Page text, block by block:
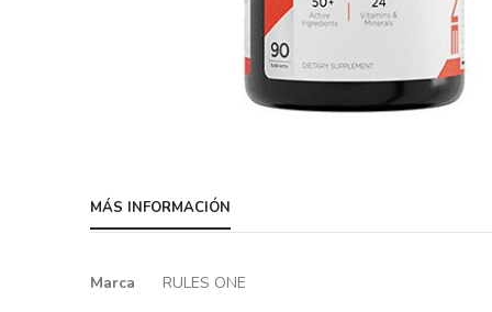
the
beginning
the
MÁS INFORMACIÓN
Más
Marca RULES ONE